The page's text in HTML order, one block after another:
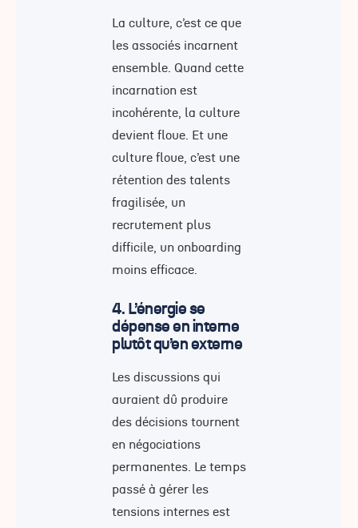
La culture, c’est ce que
les associés incarnent
ensemble. Quand cette
incarnation est
incohérente, la culture
devient floue. Et une
culture floue, c’est une
rétention des talents
fragilisée, un
recrutement plus
difficile, un onboarding
moins efficace.
4. L’énergie se
dépense en interne
plutôt qu’en externe
Les discussions qui
auraient dû produire
des décisions tournent
en négociations
permanentes. Le temps
passé à gérer les
tensions internes est